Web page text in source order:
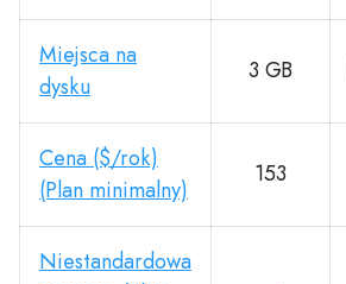
Miejsca na
dysku
3 GB
Cena ($/rok)
(Plan minimalny)
153
Niestandardowa